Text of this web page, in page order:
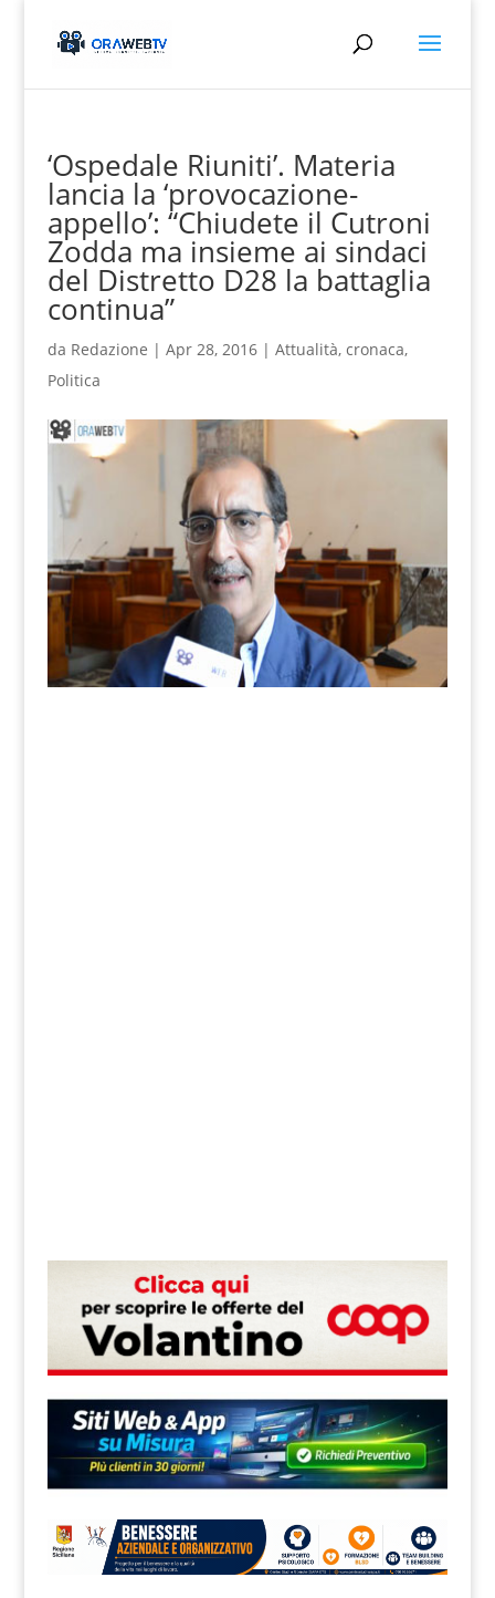
‘Ospedale Riuniti’. Materia
lancia la ‘provocazione-
appello’: “Chiudete il Cutroni
Zodda ma insieme ai sindaci
del Distretto D28 la battaglia
continua”
da Redazione | Apr 28, 2016| Attualità, cronaca,
Politica